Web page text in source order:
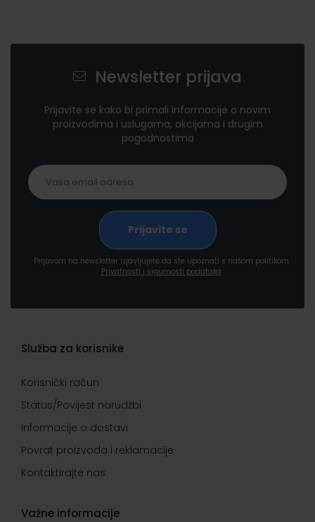
Newsletter prijava
Prijavite se kako bi primali informacije o novim
proizvodima i uslugama, akcijama i drugim
pogodnostima
Prijavom na newsletter izjavljujete da ste upoznati s našom politikom
Privatnosti i sigurnosti podataka
Služba za korisnike
Korisnički račun
Status/Povijest narudžbi
Informacije o dostavi
Povrat proizvoda i reklamacije
Kontaktirajte nas
Važne informacije